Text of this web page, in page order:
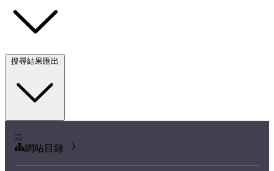
:::
網站目錄